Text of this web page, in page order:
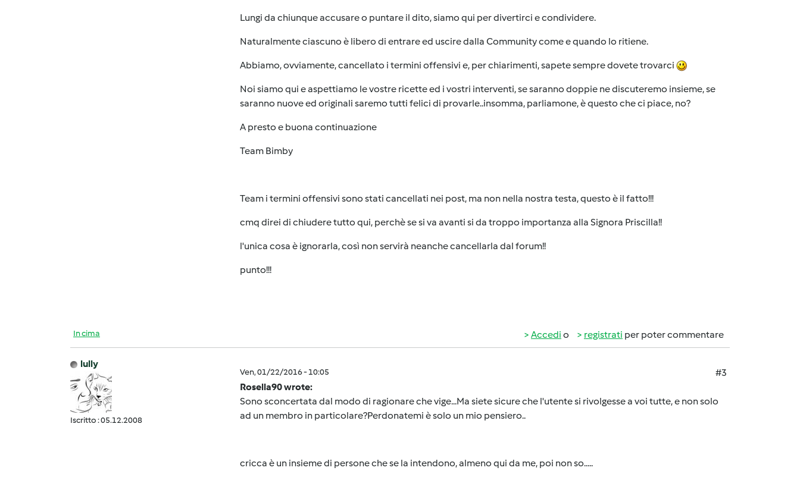
Lungi da chiunque accusare o puntare il dito, siamo qui per divertirci e condividere.
Naturalmente ciascuno è libero di entrare ed uscire dalla Community come e quando lo ritiene.
Abbiamo, ovviamente, cancellato i termini offensivi e, per chiarimenti, sapete sempre dovete trovarci
Noi siamo qui e aspettiamo le vostre ricette ed i vostri interventi, se saranno doppie ne discuteremo insieme, se
saranno nuove ed originali saremo tutti felici di provarle..insomma, parliamone, è questo che ci piace, no?
A presto e buona continuazione
Team Bimby
Team i termini offensivi sono stati cancellati nei post, ma non nella nostra testa, questo è il fatto!!!
cmq direi di chiudere tutto qui, perchè se si va avanti si da troppo importanza alla Signora Priscilla!!
l'unica cosa è ignorarla, così non servirà neanche cancellarla dal forum!!
punto!!!
In cima Accedi o registrati per poter commentare
lully
Iscritto : 05.12.2008
Ven, 01/22/2016 - 10:05
#3
Rosella90 wrote:
Sono sconcertata dal modo di ragionare che vige...Ma siete sicure che l'utente si rivolgesse a voi tutte, e non solo
ad un membro in particolare?Perdonatemi è solo un mio pensiero..
cricca è un insieme di persone che se la intendono, almeno qui da me, poi non so.....